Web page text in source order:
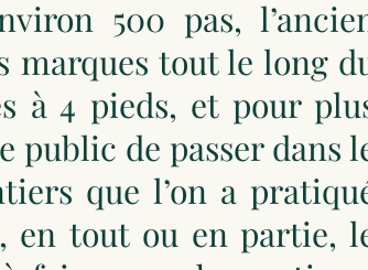
500 pas,
marques tout le long
à 4 pieds, et pour
public de passer dans
que l’on a
en tout ou en partie,